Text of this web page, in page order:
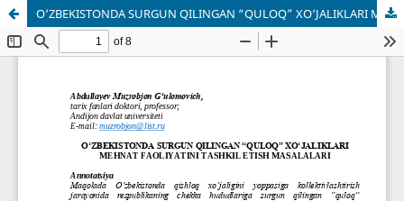
O‘ZBEKISTONDA SURGUN QILINGAN “QULOQ” XO‘JALIKLARI MEHNAT FAOLIYATINI TASHKIL ETISH MASALALARI